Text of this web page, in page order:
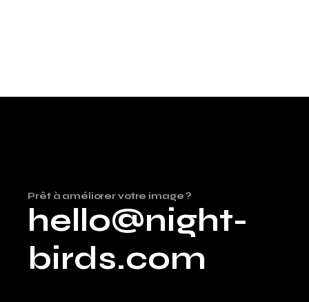
Prêt à améliorer votre image ?
hello@night-
birds.com